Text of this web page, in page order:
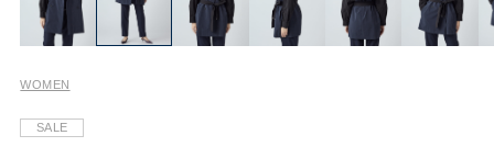
WOMEN
SALE